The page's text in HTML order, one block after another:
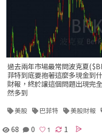
過去兩年市場最常問波克夏
菲特到底要抱著這麼多現金到
財報，終於讓這個問題出現完
然多到
美股 巴菲特 美股財報
68 0 1